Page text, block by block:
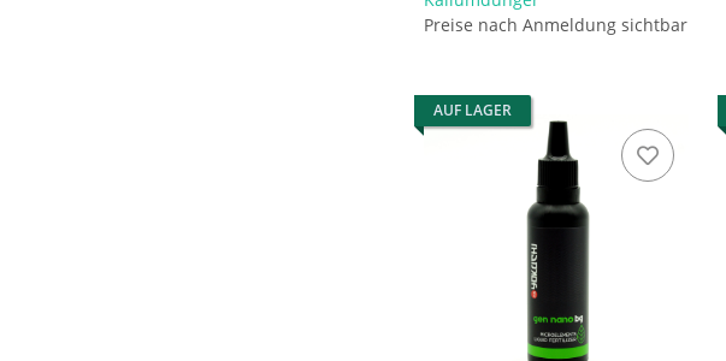
Preise nach Anmeldung sichtbar
AUF LAGER